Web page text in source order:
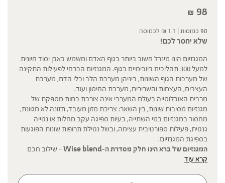
₪ 98
90 כמוסות | ₪ 1.1 לכמוסה
שלא יחסר לכם!
המגנזיום הינו מינרל חשוב ביותר בגוף האדם ומשמש כאבן יסוד חיונית
למעל 300 תהליכים ביוכימיים בגוף. המגנזיום הכרחי לפעילות התקינה
של מערכות הגוף השונות, ביניהן מערכת הלב וכלי הדם, מערכת
העצבים, העצמות והשרירים, מערכת החיסון ועוד.
מרבית האוכלוסייה בעולם המערבי אינה צורכת כמות מספקת של
מגנזיום מסיבות שונות, בין השאר: צריכת מזון מעובד, תזונה לא מגוונת,
מחסור במגנזיום במי השתייה, בעיות ספיגה עקב מחלות או נטייה
גנטית, פעילות ספורטיבית עצימה, ובשל נטילת תרופות שונות הפוגעות
בספיגת המגנזיום.
המגנזיום של ברא הינו חלק מסדרת ה-Wise blend
– שילוב חכם
וייחודי של שני סוגי מגנזיום להגברת הזמינות הביולוגית, בתוספת
ביניהם יחסי גומלין ומעצימים את המוצר.
קרא עוד